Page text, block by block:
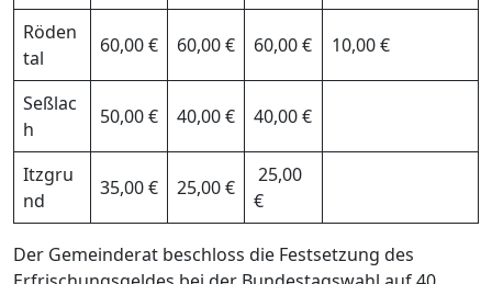
Röden
tal
60,00 € 60,00 € 60,00 € 10,00 €
Seßlac
h
50,00 € 40,00 € 40,00 €
Itzgru
nd
35,00 € 25,00 €
25,00
€
Der Gemeinderat beschloss die Festsetzung des